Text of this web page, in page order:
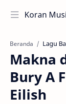
Koran
Beranda Lagu
Makna
Bury A
Eilish